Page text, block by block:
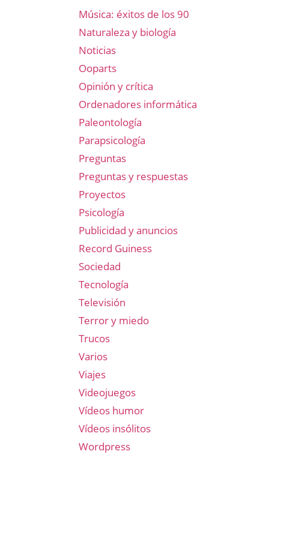
Música: éxitos de los 90
Naturaleza y biología
Noticias
Ooparts
Opinión y crítica
Ordenadores informática
Paleontología
Parapsicología
Preguntas
Preguntas y respuestas
Proyectos
Psicología
Publicidad y anuncios
Record Guiness
Sociedad
Tecnología
Televisión
Terror y miedo
Trucos
Varios
Viajes
Videojuegos
Vídeos humor
Vídeos insólitos
Wordpress